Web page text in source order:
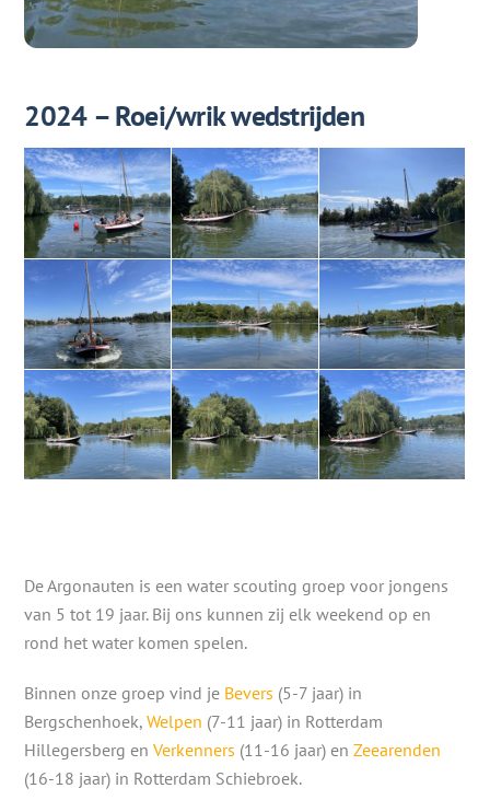
2024 – Roei/wrik wedstrijden
De Argonauten is een water scouting groep voor jongens
van 5 tot 19 jaar. Bij ons kunnen zij elk weekend op en
rond het water komen spelen.
Binnen onze groep vind je Bevers (5-7 jaar) in
Bergschenhoek,Welpen (7-11 jaar) in Rotterdam
Hillegersberg enVerkenners (11-16 jaar) enZeearenden
(16-18 jaar) in Rotterdam Schiebroek.